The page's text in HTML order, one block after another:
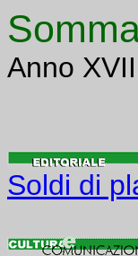
Anno
Soldi di